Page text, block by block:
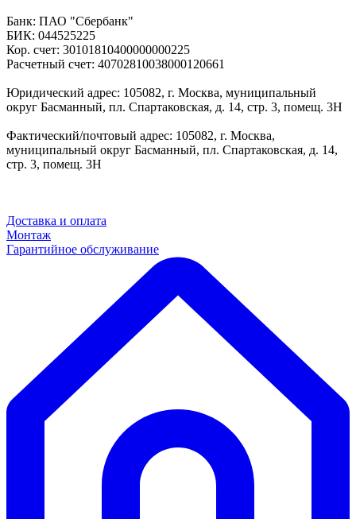
Банк: ПАО "Сбербанк"
БИК: 044525225
Кор. счет: 30101810400000000225
Расчетный счет: 40702810038000120661
Юридический адрес: 105082, г. Москва, муниципальный
округ Басманный, пл. Спартаковская, д. 14, стр. 3, помещ. 3Н
Фактический/почтовый адрес: 105082, г. Москва,
муниципальный округ Басманный, пл. Спартаковская, д. 14,
стр. 3, помещ. 3Н
Доставка и оплата
Монтаж
Гарантийное обслуживание